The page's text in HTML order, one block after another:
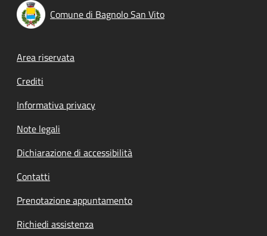
Comune di Bagnolo San Vito
Footer menu
Area riservata
Crediti
Informativa privacy
Note legali
Dichiarazione di accessibilità
Contatti
Prenotazione appuntamento
Richiedi assistenza